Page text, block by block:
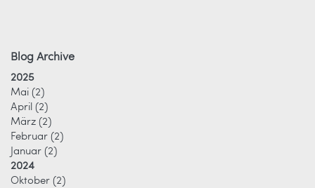
Blog Archive
2025
Mai (2)
April (2)
März (2)
Februar (2)
Januar (2)
2024
Oktober (2)